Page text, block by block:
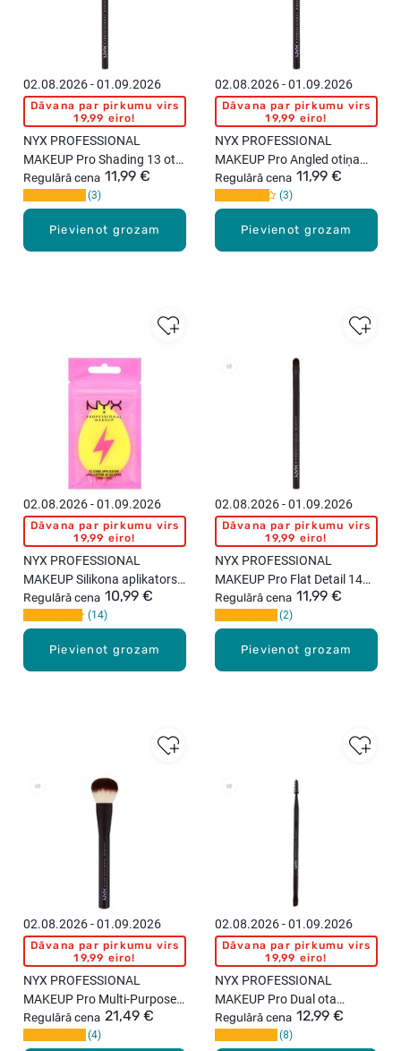
Pievienot grozam
02.08.2026 - 01.09.2026
Dāvana par pirkumu virs
19,99 eiro!
NYX PROFESSIONAL
MAKEUP Pro Shading 13 ota
acu ēnu uzklāšanai
Regulārā cena 11,99 €
3
Pievienot grozam
02.08.2026 - 01.09.2026
Dāvana par pirkumu virs
19,99 eiro!
NYX PROFESSIONAL
MAKEUP Pro Angled otiņa
uzacīm
Regulārā cena 11,99 €
3
Pievienot grozam
02.08.2026 - 01.09.2026
Dāvana par pirkumu virs
19,99 eiro!
NYX PROFESSIONAL
MAKEUP Silikona aplikators,
1gab.
Regulārā cena 10,99 €
14
Pievienot grozam
02.08.2026 - 01.09.2026
Dāvana par pirkumu virs
19,99 eiro!
NYX PROFESSIONAL
MAKEUP Pro Flat Detail 14
ota acu ēnu uzklāšanai
Regulārā cena 11,99 €
2
02.08.2026 - 01.09.2026
Dāvana par pirkumu virs
19,99 eiro!
NYX PROFESSIONAL
MAKEUP Pro Multi-Purpose
Buffing 03 grima ota
Regulārā cena 21,49 €
4
02.08.2026 - 01.09.2026
Dāvana par pirkumu virs
19,99 eiro!
NYX PROFESSIONAL
MAKEUP Pro Dual ota
uzacīm
Regulārā cena 12,99 €
8